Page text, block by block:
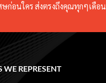
ก่อนใคร ส่งตรงถึงคุณทุกๆเดือน
WE REPRESENT